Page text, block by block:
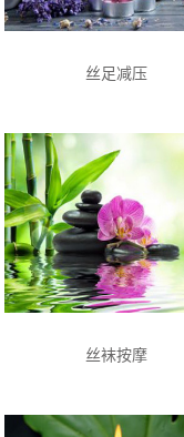
丝足减压
丝袜按摩